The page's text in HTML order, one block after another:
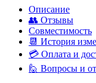
Описание
👥 Отзывы
Совместимость
📆 История
💳 Оплата и
🙋 Вопросы и